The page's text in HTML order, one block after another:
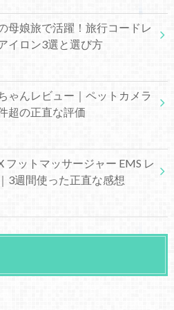
母娘旅で活躍！旅行コードレ
イロン3選と選び方
ゃんレビュー｜ペットカメラ
超の正直な評価
フットマッサージャー EMS レ
3週間使った正直な感想